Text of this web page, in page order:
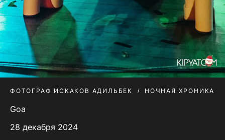
ФОТОГРАФ ИСКАКОВ АДИЛЬБЕК НОЧНАЯ ХРОНИКА
Goa
28 декабря 2024